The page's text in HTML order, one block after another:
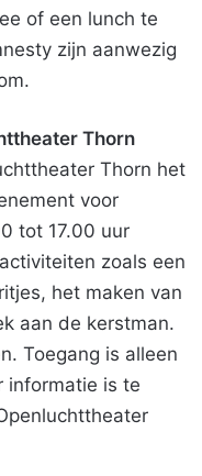
of een lunch te
zijn aanwezig
Thorn
Thorn het
voor
tot 17.00 uur
zoals een
het maken van
aan de kerstman.
Toegang is alleen
informatie is te